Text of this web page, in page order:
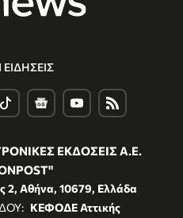
ΕΚΔΟΣΕΙΣ Α.Ε.
2, Αθήνα, 10679, Ελλάδα
ΚΕΦΟΔΕ Αττικής